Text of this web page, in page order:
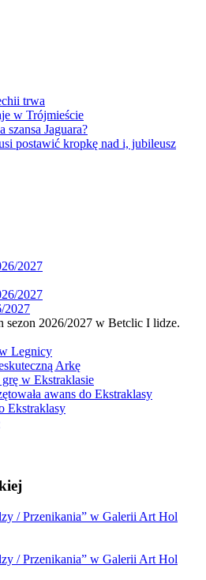
trwa
w Trójmieście
Jaguara?
postawić kropkę nad i, jubileusz
2027
sezon 2026/2027 w Betclic I lidze.
Legnicy
Arkę
w Ekstraklasie
awans do Ekstraklasy
Ekstraklasy